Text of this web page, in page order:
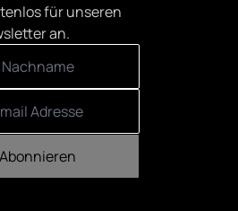
für unseren
an.
Abonnieren